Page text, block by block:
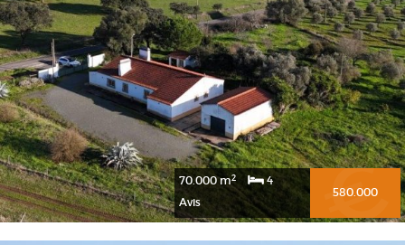
70.000 m2
4
Avis
580.000